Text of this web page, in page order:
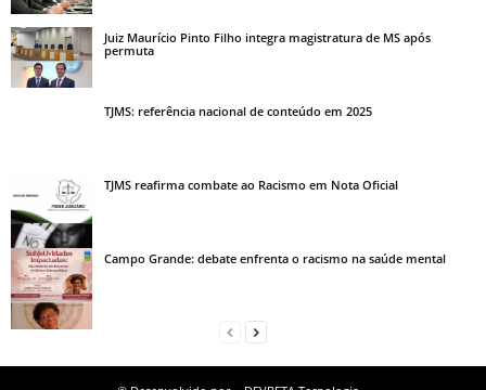
Juiz Maurício Pinto Filho integra magistratura de MS após
permuta
TJMS: referência nacional de conteúdo em 2025
TJMS reafirma combate ao Racismo em Nota Oficial
Campo Grande: debate enfrenta o racismo na saúde mental